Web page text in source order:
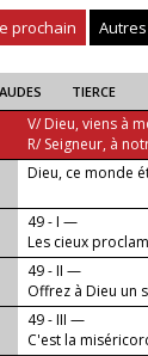
prochain
TIERCE
V/ Dieu, viens à
R/ Seigneur, à
...
Dieu, ce monde
49 - I —
Les cieux
49 - II —
Offrez à Dieu un
49 - III —
C'est la